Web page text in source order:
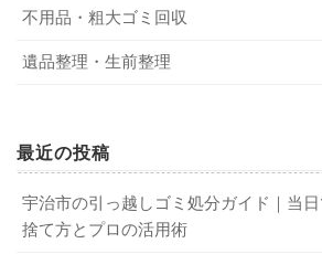
に壊れている洗濯機は、買取不可にな
す。ただし、たとえ正常に稼働できる
めるためにも、事前の動作確認を忘れ
洗濯機を掃除する
都・滋賀トップクラスです。これまで
の不用品を買取・回収してきたからこ
放そうと考えている方は、ぜひ一度出
さい。出張査定は無料となっているほ
ただけない場合でもキャンセル費はか
は、買取業者を利用するのがおすすめ
Q．洗濯機を高く買い取ってもらうコツ
きます。たとえば、単身用の洗濯機・
あるでしょう。冷蔵庫以外にも処分し
まとめて査定を依頼してみてください。
不用品・粗大ゴミ回収
遺品整理・生前整理
最近の投稿
宇治市の引っ越しゴミ処分ガイド｜当
捨て方とプロの活用術